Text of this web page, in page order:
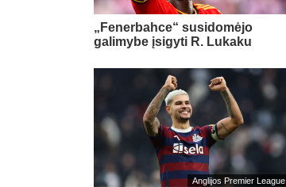
„Fenerbahce“ susidomėjo
galimybe įsigyti R. Lukaku
Anglijos Premier League